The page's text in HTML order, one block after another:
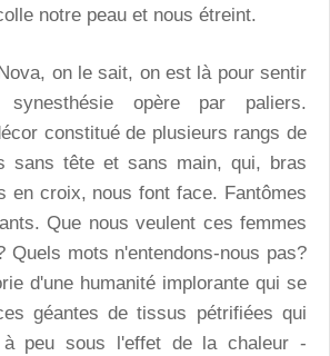
notre peau et nous étreint.
on le sait, on est là pour sentir
synesthésie opère par paliers.
constitué de plusieurs rangs de
sans tête et sans main, qui, bras
en croix, nous font face. Fantômes
Que nous veulent ces femmes
Quels mots n'entendons-nous pas?
d'une humanité implorante qui se
géantes de tissus pétrifiées qui
à peu sous l'effet de la chaleur -